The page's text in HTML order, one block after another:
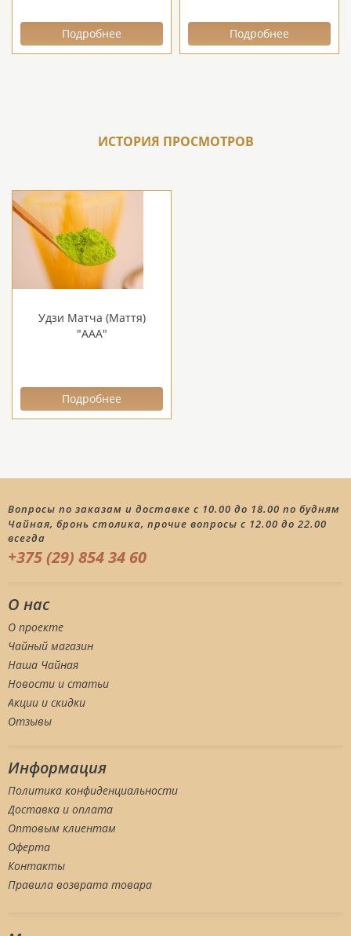
Подробнее Подробнее
ИСТОРИЯ ПРОСМОТРОВ
Удзи Матча (Маття)
"ААА"
Подробнее
Вопросы по заказам и доставке с 10.00 до 18.00 по будням
Чайная, бронь столика, прочие вопросы с 12.00 до 22.00
всегда
+375 (29) 854 34 60
О нас
О проекте
Чайный магазин
Наша Чайная
Новости и статьи
Акции и скидки
Отзывы
Информация
Политика конфиденциальности
Доставка и оплата
Оптовым клиентам
Оферта
Контакты
Правила возврата товара